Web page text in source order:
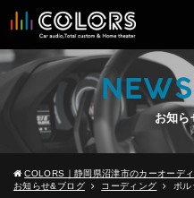
お知ら
COLORS｜静岡県沼津市のカーオーデ
お知らせ&ブログ
コーディング ポ